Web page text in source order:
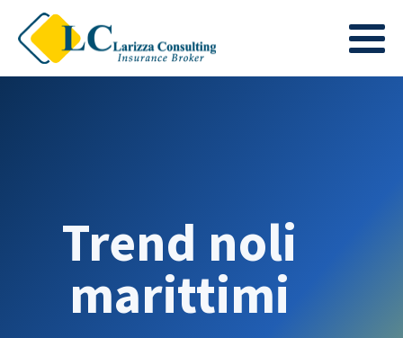
Trend noli
marittimi